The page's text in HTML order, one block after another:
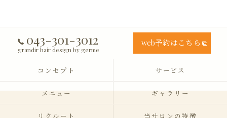
043-301-3012
grandir hair design by germe
web予約はこちら
コンセプト サービス
メニュー ギャラリー
リクルート 当サロンの特徴